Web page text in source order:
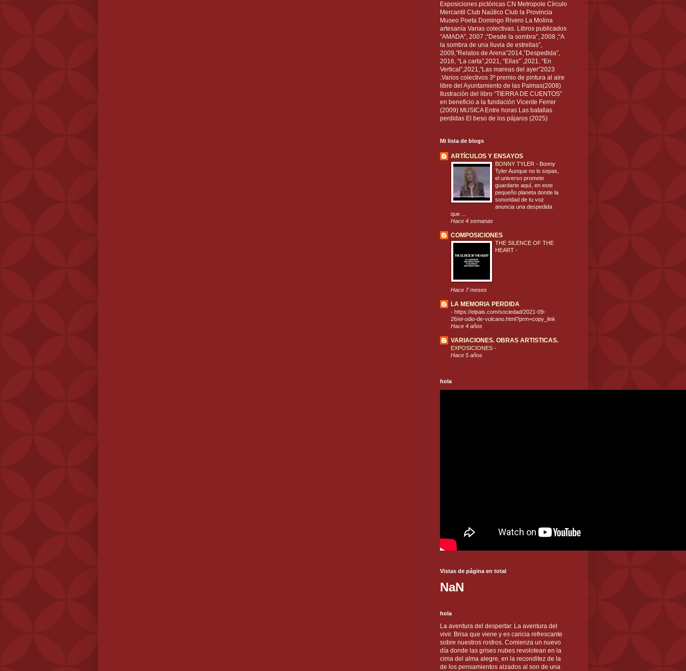
Exposiciones pictóricas CN Metropole Círculo
Mercantil Club Naútico Club la Provincia
Museo Poeta Domingo Rivero La Molina
artesanía Varias colectivas. Libros publicados
“AMADA”, 2007 ;“Desde la sombra”, 2008 ;“A
la sombra de una lluvia de estrellas”,
2009,”Relatos de Arena”2014,”Despedida”,
2016, “La carta”,2021, “Ellas”´,2021, “En
Vertical”,2021,”Las mareas del ayer”2023
.Varios colectivos 3º premio de pintura al aire
libre del Ayuntamiento de las Palmas(2008)
Ilustración del libro “TIERRA DE CUENTOS”
en beneficio a la fundación Vicente Ferrer
(2009) MUSICA Entre horas Las batallas
perdidas El beso de los pájaros (2025)
Mi lista de blogs
ARTÍCULOS Y ENSAYOS
BONNY TYLER - Bonny
Tyler Aunque no lo sepas,
el universo promete
guardarte aquí, en este
pequeño planeta donde la
sonoridad de tu voz
anuncia una despedida
que ...
Hace 4 semanas
COMPOSICIONES
THE SILENCE OF THE
HEART -
Hace 7 meses
LA MEMORIA PERDIDA
- https://elpais.com/sociedad/2021-09-
26/el-odio-de-vulcano.html?prm=copy_link
Hace 4 años
VARIACIONES. OBRAS ARTISTICAS.
EXPOSICIONES -
Hace 5 años
hola
Vistas de página en total
NaN
hola
La aventura del despertar. La aventura del
vivir. Brisa que viene y es caricia refrescante
sobre nuestros rostros. Comienza un nuevo
día donde las grises nubes revolotean en la
cima del alma alegre, en la reconditez de la
de los pensamientos alzados al son de una